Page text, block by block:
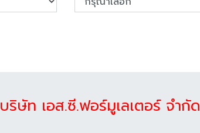
บริษัท เอส.ซี.ฟอร์มูเลเตอร์ จำกัด